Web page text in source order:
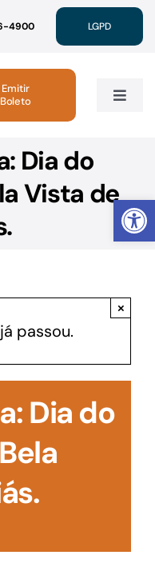
Abrir
4900 LGPD
Toggle
Emitir
Boleto
Dia do
Vista de
passou.
×
Dia do